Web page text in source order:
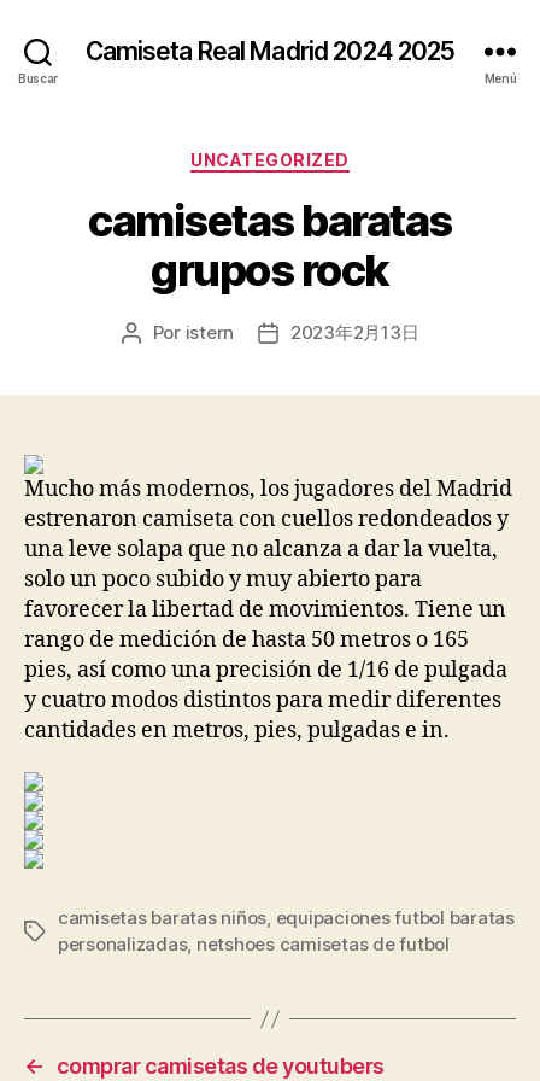
Buscar
Camiseta Real Madrid 2024 2025
Menú
Categorías
UNCATEGORIZED
camisetas baratas
grupos rock
Autor
Por istern
Fecha2023年2月13日
Mucho más modernos, los jugadores del Madrid
estrenaron camiseta con cuellos redondeados y
una leve solapa que no alcanza a dar la vuelta,
solo un poco subido y muy abierto para
favorecer la libertad de movimientos. Tiene un
rango de medición de hasta 50 metros o 165
pies, así como una precisión de 1/16 de pulgada
y cuatro modos distintos para medir diferentes
cantidades en metros, pies, pulgadas e in.
Etiquetas
camisetas baratas niños, equipaciones futbol baratas
personalizadas, netshoes camisetas de futbol
← comprar camisetas de youtubers